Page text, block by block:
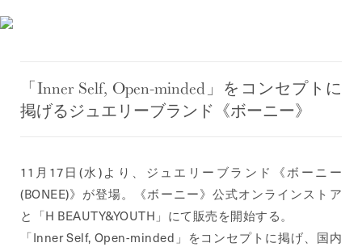
「Inner Self, Open-minded」をコンセプトに
掲げるジュエリーブランド《ボーニー》
11月17日(水)より、ジュエリーブランド《ボーニー
(BONEE)》が登場。《ボーニー》公式オンラインストア
と「H BEAUTY&YOUTH」にて販売を開始する。
「Inner Self, Open-minded」をコンセプトに掲げ、国内